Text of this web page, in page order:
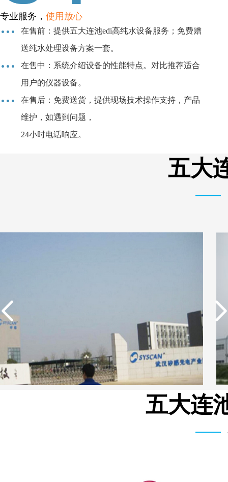
专业服务， 使用放心
在售前：提供五大连池edi高纯水设备服务；免费赠
送纯水处理设备方案一套。
在售中：系统介绍设备的性能特点。对比推荐适合
用户的仪器设备。
在售后：免费送货，提供现场技术操作支持，产品
维护，如遇到问题，
24小时电话响应。
五大
五大连